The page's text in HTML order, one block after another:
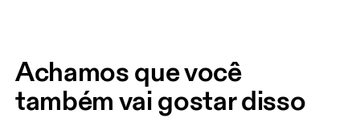
Achamos que você
também vai gostar disso